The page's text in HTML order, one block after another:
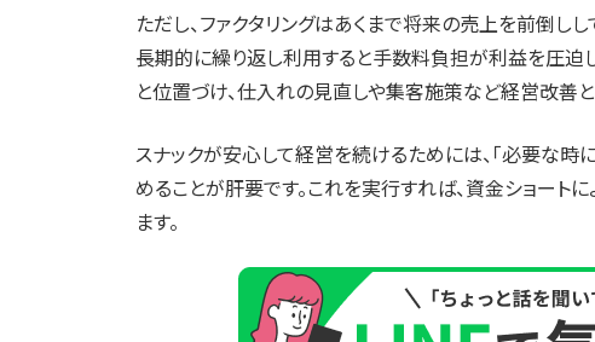
ただし、ファクタリングはあくまで将来の売上を前倒し
長期的に繰り返し利用すると手数料負担が利益を圧迫
と位置づけ、仕入れの見直しや集客施策など経営改善
スナックが安心して経営を続けるためには、「必要な時
めることが肝要です。これを実行すれば、資金ショー
ます。